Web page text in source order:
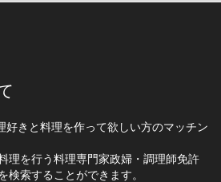
好きと料理を作って欲しい方のマッチン
理を行う料理専門家政婦・調理師免許
検索することができます。